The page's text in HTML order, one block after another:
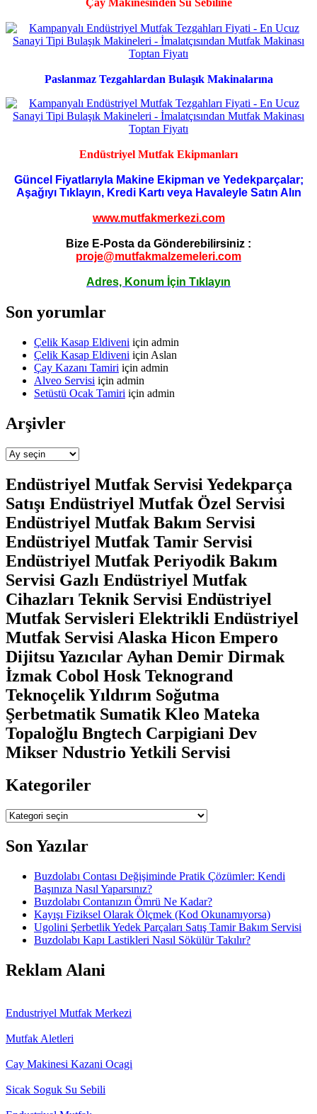
Çay Makinesinden Su Sebiline
Paslanmaz Tezgahlardan Bulaşık Makinalarına
Endüstriyel Mutfak Ekipmanları
Güncel Fiyatlarıyla Makine Ekipman ve Yedekparçalar;
Aşağıyı Tıklayın, Kredi Kartı veya Havaleyle Satın Alın
www.mutfakmerkezi.com
Bize E-Posta da Gönderebilirsiniz :
proje@mutfakmalzemeleri.com
Adres, Konum İçin Tıklayın
Son yorumlar
Çelik Kasap Eldiveni için admin
Çelik Kasap Eldiveni için Aslan
Çay Kazanı Tamiri için admin
Alveo Servisi için admin
Setüstü Ocak Tamiri için admin
Arşivler
Arşivler
Endüstriyel Mutfak Servisi Yedekparça
Satışı Endüstriyel Mutfak Özel Servisi
Endüstriyel Mutfak Bakım Servisi
Endüstriyel Mutfak Tamir Servisi
Endüstriyel Mutfak Periyodik Bakım
Servisi Gazlı Endüstriyel Mutfak
Cihazları Teknik Servisi Endüstriyel
Mutfak Servisleri Elektrikli Endüstriyel
Mutfak Servisi Alaska Hicon Empero
Dijitsu Yazıcılar Ayhan Demir Dirmak
İzmak Cobol Hosk Teknogrand
Teknoçelik Yıldırım Soğutma
Şerbetmatik Sumatik Kleo Mateka
Topaloğlu Bngtech Carpigiani Dev
Mikser Ndustrio Yetkili Servisi
Kategoriler
Kategoriler
Son Yazılar
Buzdolabı Contası Değişiminde Pratik Çözümler: Kendi
Başınıza Nasıl Yaparsınız?
Buzdolabı Contanızın Ömrü Ne Kadar?
Kayışı Fiziksel Olarak Ölçmek (Kod Okunamıyorsa)
Ugolini Şerbetlik Yedek Parçaları Satış Tamir Bakım Servisi
Buzdolabı Kapı Lastikleri Nasıl Sökülür Takılır?
Reklam Alani
Endustriyel Mutfak Merkezi
Mutfak Aletleri
Cay Makinesi Kazani Ocagi
Sicak Soguk Su Sebili